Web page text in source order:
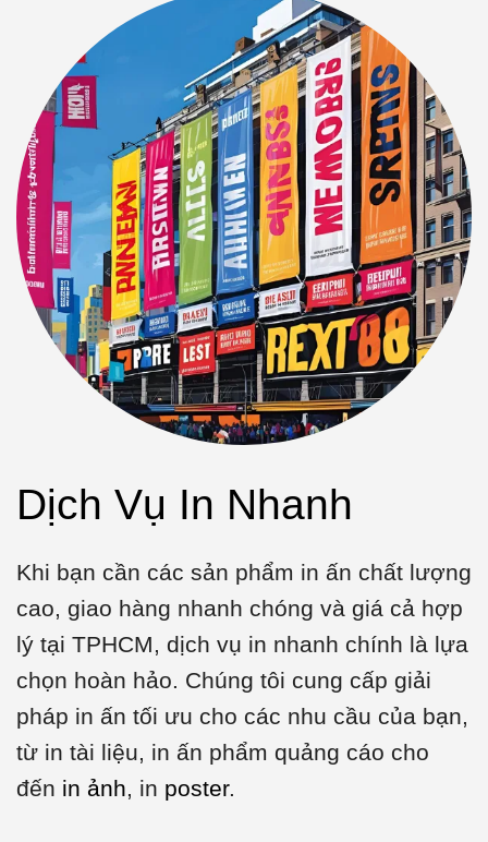
Dịch Vụ In Nhanh
Khi bạn cần các sản phẩm in ấn chất lượng
cao, giao hàng nhanh chóng và giá cả hợp
lý tại TPHCM, dịch vụ in nhanh chính là lựa
chọn hoàn hảo. Chúng tôi cung cấp giải
pháp in ấn tối ưu cho các nhu cầu của bạn,
từ in tài liệu, in ấn phẩm quảng cáo cho
đến in ảnh , in poster.